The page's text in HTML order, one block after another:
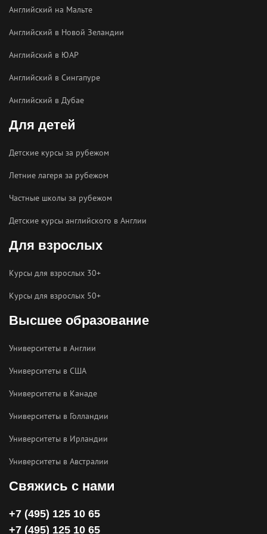
Английский на Мальте
Английский в Новой Зеландии
Английский в ЮАР
Английский в Сингапуре
Английский в Дубае
Для детей
Детские курсы за рубежом
Летние лагеря за рубежом
Частные школы за рубежом
Детские курсы английского в Англии
Для взрослых
Курсы для взрослых 30+
Курсы для взрослых 50+
Высшее образование
Университеты в Англии
Университеты в США
Университеты в Канаде
Университеты в Голландии
Университеты в Ирландии
Университеты в Австралии
Свяжись с нами
+7 (495) 125 10 65
+7 (495) 125 10 65
online
У вас есть вопросы?